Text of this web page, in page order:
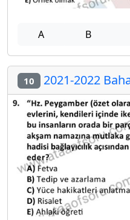
A B
10 2021-2022